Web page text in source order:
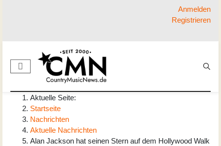
Anmelden
Registrieren
Aktuelle Seite:
Startseite
Nachrichten
Aktuelle Nachrichten
Alan Jackson hat seinen Stern auf dem Hollywood Walk